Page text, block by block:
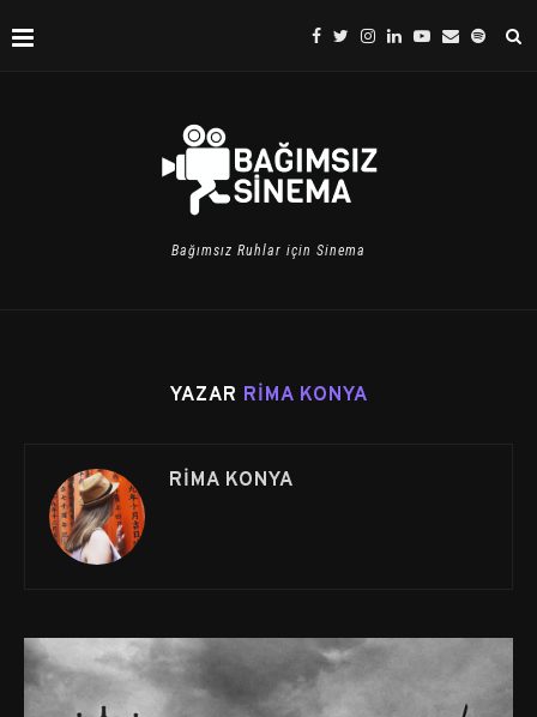
Bağımsız Ruhlar için Sinema
YAZAR RIMA KONYA
RIMA KONYA